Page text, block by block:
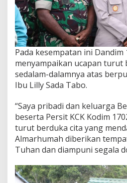
Pada kesempatan ini Dandim
menyampaikan ucapan turut
sedalam-dalamnya atas
Ibu Lilly Sada Tabo.
“Saya pribadi dan keluarga
beserta Persit KCK Kodim
turut berduka cita yang
Almarhumah diberikan
Tuhan dan diampuni segala